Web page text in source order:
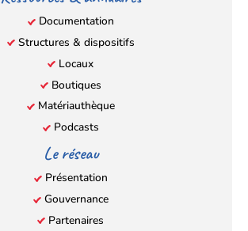
Documentation
Structures & dispositifs
Locaux
Boutiques
Matériauthèque
Podcasts
Le réseau
Présentation
Gouvernance
Partenaires